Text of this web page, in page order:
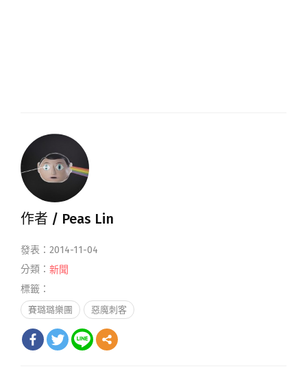
作者 / Peas Lin
發表：2014-11-04
分類： 新聞
標籤：
賽璐璐樂團 惡魔刺客